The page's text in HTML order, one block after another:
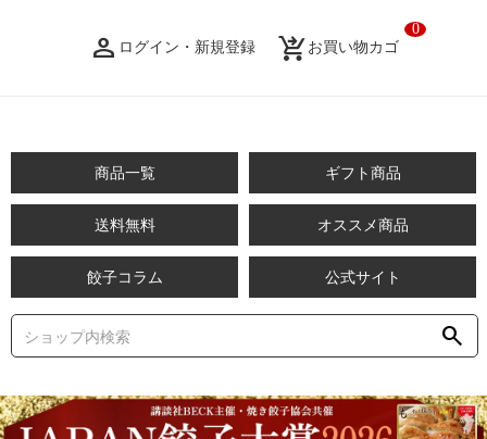
person_filled ログイン・新規登録 shopping_cart_checkout お買い物カゴ
0
商品一覧 ギフト商品
送料無料 オススメ商品
餃子コラム 公式サイト
search